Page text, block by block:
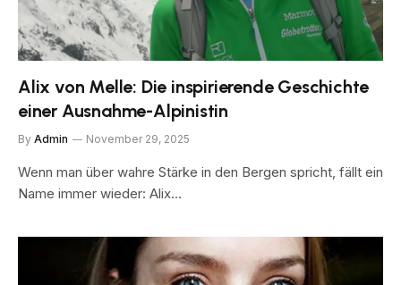
Alix von Melle: Die inspirierende Geschichte
einer Ausnahme-Alpinistin
By Admin November 29, 2025
Wenn man über wahre Stärke in den Bergen spricht, fällt ein
Name immer wieder: Alix…